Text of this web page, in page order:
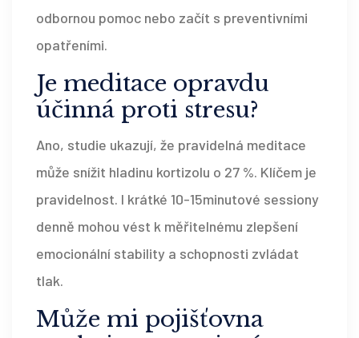
odbornou pomoc nebo začít s preventivními
opatřeními.
Je meditace opravdu
účinná proti stresu?
Ano, studie ukazují, že pravidelná meditace
může snížit hladinu kortizolu o 27 %. Klíčem je
pravidelnost. I krátké 10-15minutové sessiony
denně mohou vést k měřitelnému zlepšení
emocionální stability a schopnosti zvládat
tlak.
Může mi pojišťovna